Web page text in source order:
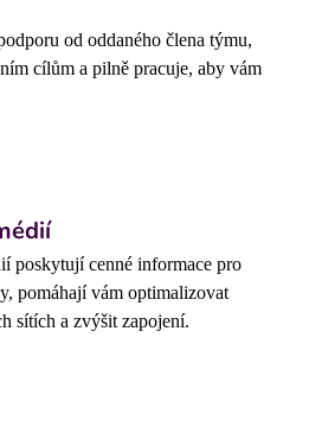
od oddaného člena týmu,
cílům a pilně pracuje, aby vám
poskytují cenné informace pro
pomáhají vám optimalizovat
sítích a zvýšit zapojení.